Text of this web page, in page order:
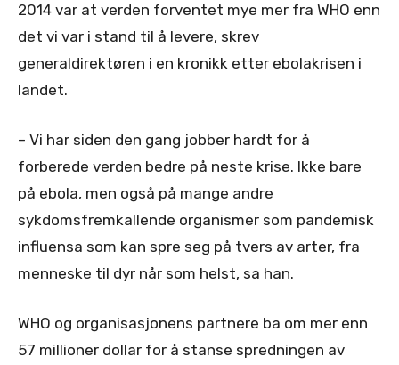
2014 var at verden forventet mye mer fra WHO enn
det vi var i stand til å levere, skrev
generaldirektøren i en kronikk etter ebolakrisen i
landet.
– Vi har siden den gang jobber hardt for å
forberede verden bedre på neste krise. Ikke bare
på ebola, men også på mange andre
sykdomsfremkallende organismer som pandemisk
influensa som kan spre seg på tvers av arter, fra
menneske til dyr når som helst, sa han.
WHO og organisasjonens partnere ba om mer enn
57 millioner dollar for å stanse spredningen av